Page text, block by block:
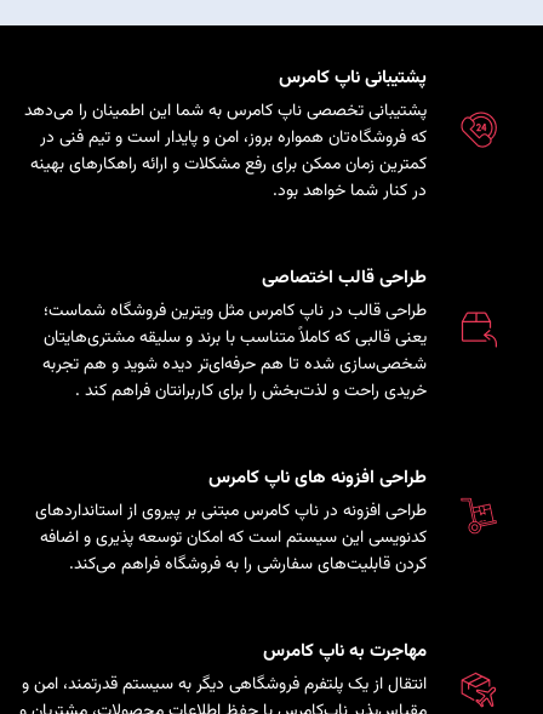
پشتیبانی ناپ کامرس
پشتیبانی تخصصی ناپ کامرس به شما این اطمینان را می‌دهد
که فروشگاه‌تان همواره بروز، امن و پایدار است و تیم فنی در
کمترین زمان ممکن برای رفع مشکلات و ارائه راهکارهای بهینه
در کنار شما خواهد بود.
طراحی قالب اختصاصی
طراحی قالب در ناپ کامرس مثل ویترین فروشگاه شماست؛
یعنی قالبی که کاملاً متناسب با برند و سلیقه مشتری‌هایتان
شخصی‌سازی شده تا هم حرفه‌ای‌تر دیده شوید و هم تجربه
خریدی راحت و لذت‌بخش را برای کاربرانتان فراهم کند .
طراحی افزونه های ناپ کامرس
طراحی افزونه در ناپ کامرس مبتنی بر پیروی از استانداردهای
کدنویسی این سیستم است که امکان توسعه پذیری و اضافه
کردن قابلیت‌های سفارشی را به فروشگاه فراهم می‌کند.
مهاجرت به ناپ کامرس
انتقال از یک پلتفرم فروشگاهی دیگر به سیستم قدرتمند، امن و